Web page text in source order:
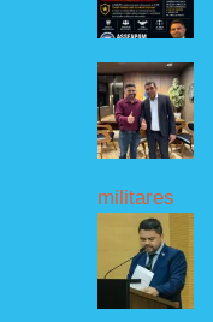
militares